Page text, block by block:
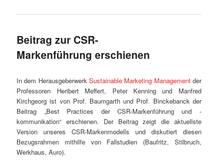
Beitrag zur CSR-
Markenführung erschienen
In dem Herausgeberwerk Sustainable Marketing Management der
Professoren Heribert Meffert, Peter Kenning und Manfred
Kirchgeorg ist von Prof. Baumgarth und Prof. Binckebanck der
Beitrag „Best Practices der CSR-Markenführung und -
kommunikation“ erschienen. Der Beitrag zeigt die aktuellste
Version unseres CSR-Markenmodells und diskutiert diesen
Bezugsrahmen mithilfe von Fallstudien (Baufritz, Stilbruch,
Werkhaus, Auro).